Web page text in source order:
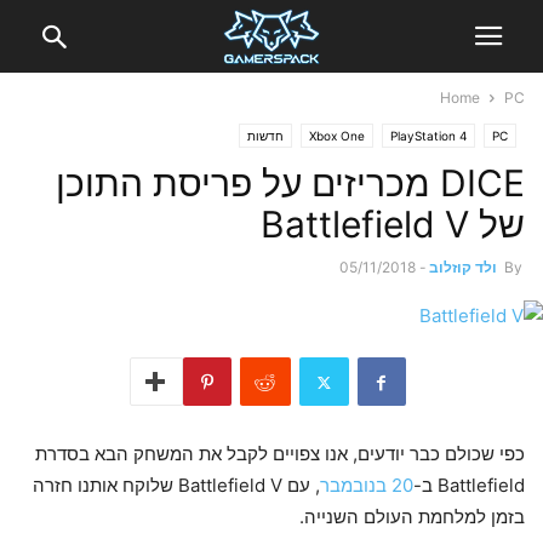
Home PC
PC
PlayStation 4
Xbox One חדשות
DICE מכריזים על פריסת התוכן
של Battlefield V
By ולד קוזלוב -
05/11/2018
כפי שכולם כבר יודעים, אנו צפויים לקבל את המשחק הבא בסדרת
Battlefield ב-
20 בנובמבר
, עם Battlefield V שלוקח אותנו חזרה
בזמן למלחמת העולם השנייה.